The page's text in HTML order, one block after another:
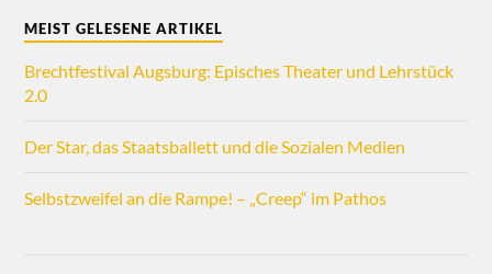
MEIST GELESENE ARTIKEL
Brechtfestival Augsburg: Episches Theater und Lehrstück
2.0
Der Star, das Staatsballett und die Sozialen Medien
Selbstzweifel an die Rampe! – „Creep“ im Pathos